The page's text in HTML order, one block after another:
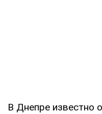
В Днепре известно о